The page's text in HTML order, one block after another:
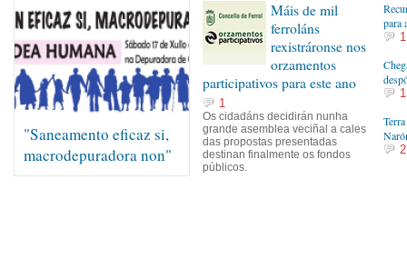
"Saneamento eficaz si,
macrodepuradora non"
Máis de mil
ferroláns
rexistráronse nos
orzamentos
participativos para este ano
1
Os cidadáns decidirán nunha
grande asemblea veciñal a cales
das propostas presentadas
destinan finalmente os fondos
públicos.
para
1
2